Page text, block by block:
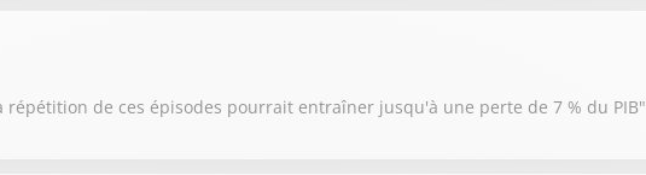
de ces épisodes pourrait entraîner jusqu'à une perte de 7 % du PIB"